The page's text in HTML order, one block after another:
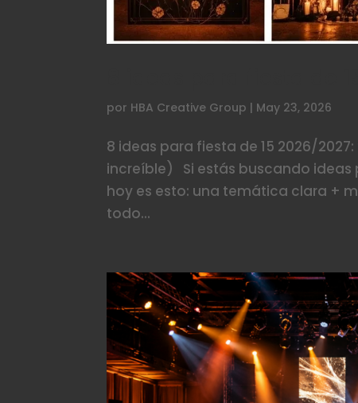
por HBA Creative Group | May 23, 2026
8 ideas para fiesta de 15 2026/
increíble) Si estás buscando ideas
hoy es esto: una temática clara +
todo...